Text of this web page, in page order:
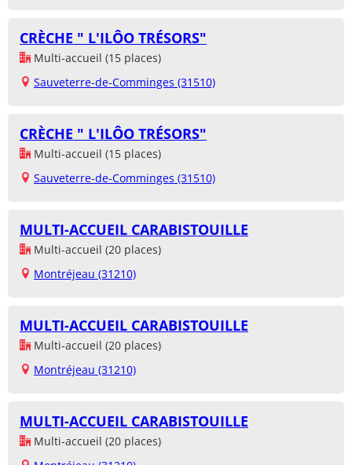
CRÈCHE " L'ILÔO TRÉSORS"
Multi-accueil (15 places)
Sauveterre-de-Comminges (31510)
CRÈCHE " L'ILÔO TRÉSORS"
Multi-accueil (15 places)
Sauveterre-de-Comminges (31510)
MULTI-ACCUEIL CARABISTOUILLE
Multi-accueil (20 places)
Montréjeau (31210)
MULTI-ACCUEIL CARABISTOUILLE
Multi-accueil (20 places)
Montréjeau (31210)
MULTI-ACCUEIL CARABISTOUILLE
Multi-accueil (20 places)